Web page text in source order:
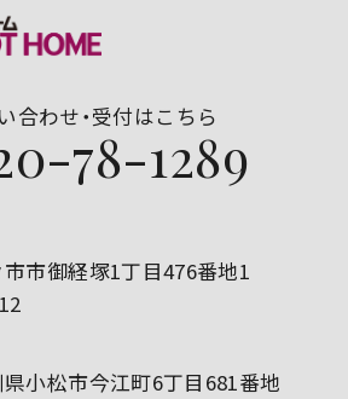
合わせ・受付はこちら
78-1289
市御経塚1丁目476番地1
小松市今江町6丁目681番地